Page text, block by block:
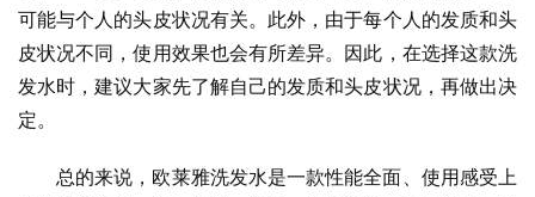
可能与个人的头皮状况有关。此外，由于每个人的发质和头
皮状况不同，使用效果也会有所差异。因此，在选择这款洗
发水时，建议大家先了解自己的发质和头皮状况，再做出决
定。
总的来说，欧莱雅洗发水是一款性能全面、使用感受上